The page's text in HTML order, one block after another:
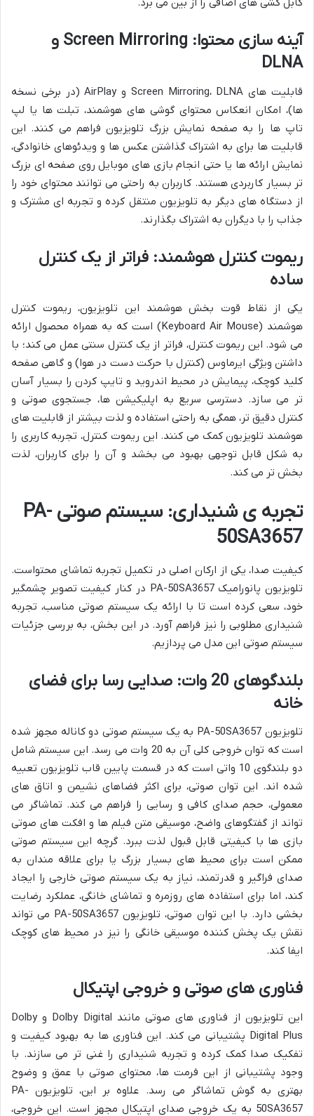
کابل کشی های اضافی را از بین می برد.
آینه سازی محتوا: Screen Mirroring و
DLNA
قابلیت های Screen Mirroring، DLNA و AirPlay (در برخی نسخه
ها)، امکان انعکاس محتوای گوشی های هوشمند، تبلت ها یا لپ
تاپ ها را به صفحه نمایش بزرگ تلویزیون فراهم می کنند. این
قابلیت ها برای به اشتراک گذاشتن عکس ها و ویدئوهای خانوادگی،
نمایش ارائه ها یا حتی انجام بازی های موبایل روی صفحه ای بزرگ
تر بسیار کاربردی هستند. کاربران به راحتی می توانند محتوای خود را
از دستگاه های دیگر به تلویزیون منتقل کرده و تجربه ای مشترک و
جذاب را با دیگران به اشتراک بگذارند.
ریموت کنترل هوشمند: فراتر از یک کنترل
ساده
یکی از نقاط قوت بخش هوشمند این تلویزیون، ریموت کنترل
هوشمند (Keyboard Air Mouse) است که به همراه محصول ارائه
می شود. این ریموت کنترل، فراتر از یک کنترل سنتی عمل می کند؛ با
داشتن ویژگی ایرماوس (کنترل با حرکت دست در هوا) و گاهی صفحه
کلید کوچک، پیمایش در محیط اندروید و تایپ کردن را بسیار آسان
تر می سازد. دسترسی سریع به اپلیکیشن ها، جستجوی صوتی و
کنترل دقیق تر، همگی به راحتی استفاده و لذت بیشتر از قابلیت های
هوشمند تلویزیون کمک می کنند. این ریموت کنترل، تجربه کاربری را
به شکل قابل توجهی بهبود می بخشد و آن را برای کاربران، لذت
بخش تر می کند.
تجربه ی شنیداری: سیستم صوتی PA-
50SA3657
کیفیت صدا، یکی از ارکان اصلی در تکمیل تجربه تماشای محتواست.
تلویزیون پانورامیک PA-50SA3657 در کنار کیفیت تصویر چشمگیر
خود، سعی کرده است تا با ارائه یک سیستم صوتی مناسب، تجربه
شنیداری مطلوبی را نیز فراهم آورد. در این بخش، به بررسی جزئیات
سیستم صوتی این مدل می پردازیم.
بلندگوهای 20 وات: صدایی رسا برای فضای
خانه
تلویزیون PA-50SA3657 به یک سیستم صوتی دو کاناله مجهز شده
است که توان خروجی کلی آن به 20 وات می رسد. این سیستم شامل
دو بلندگوی 10 واتی است که در قسمت پایین قاب تلویزیون تعبیه
شده اند. این توان صوتی، برای اکثر فضاهای نشیمن و اتاق های
معمولی، حجم صدای کافی و رسایی را فراهم می کند. تماشاگر می
تواند از گفتگوهای واضح، موسیقی متن فیلم ها و افکت های صوتی
بازی ها با کیفیتی قابل قبول لذت ببرد. گرچه این سیستم صوتی
ممکن است برای محیط های بسیار بزرگ یا برای علاقه مندان به
صدای فراگیر و قدرتمند، نیاز به یک سیستم صوتی خارجی را ایجاد
کند، اما برای استفاده های روزمره و تماشای خانگی، عملکرد رضایت
بخشی دارد. با این توان صوتی، تلویزیون PA-50SA3657 می تواند
نقش یک پخش کننده موسیقی خانگی را نیز در محیط های کوچک
ایفا کند.
فناوری های صوتی و خروجی اپتیکال
این تلویزیون از فناوری های صوتی مانند Dolby Digital و Dolby
Digital Plus پشتیبانی می کند. این فناوری ها به بهبود کیفیت و
تفکیک صدا کمک کرده و تجربه شنیداری را غنی تر می سازند. با
وجود پشتیبانی از این فرمت ها، محتوای صوتی با عمق و وضوح
بهتری به گوش تماشاگر می رسد. علاوه بر این، تلویزیون PA-
50SA3657 به یک خروجی صدای اپتیکال مجهز است. این خروجی،